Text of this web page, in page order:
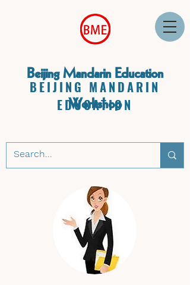
Beijing Mandarin Education
Workshop
BEIJING MANDARIN
EDUCATION